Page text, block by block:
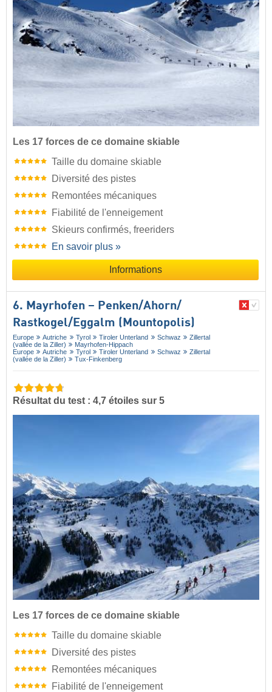
Les 17 forces de ce domaine skiable
Taille du domaine skiable
Diversité des pistes
Remontées mécaniques
Fiabilité de l'enneigement
Skieurs confirmés, freeriders
En savoir plus »
Informations
6. Mayrhofen – Penken/​Ahorn/​
Rastkogel/​Eggalm (Mountopolis)
Europe Autriche Tyrol Tiroler Unterland Schwaz
Zillertal
(vallée de la Ziller)
Mayrhofen-Hippach
Europe
Autriche Tyrol Tiroler Unterland Schwaz
Zillertal
(vallée de la Ziller)
Tux-Finkenberg
Résultat du test : 4,7 étoiles sur 5
Les 17 forces de ce domaine skiable
Taille du domaine skiable
Diversité des pistes
Remontées mécaniques
Fiabilité de l'enneigement